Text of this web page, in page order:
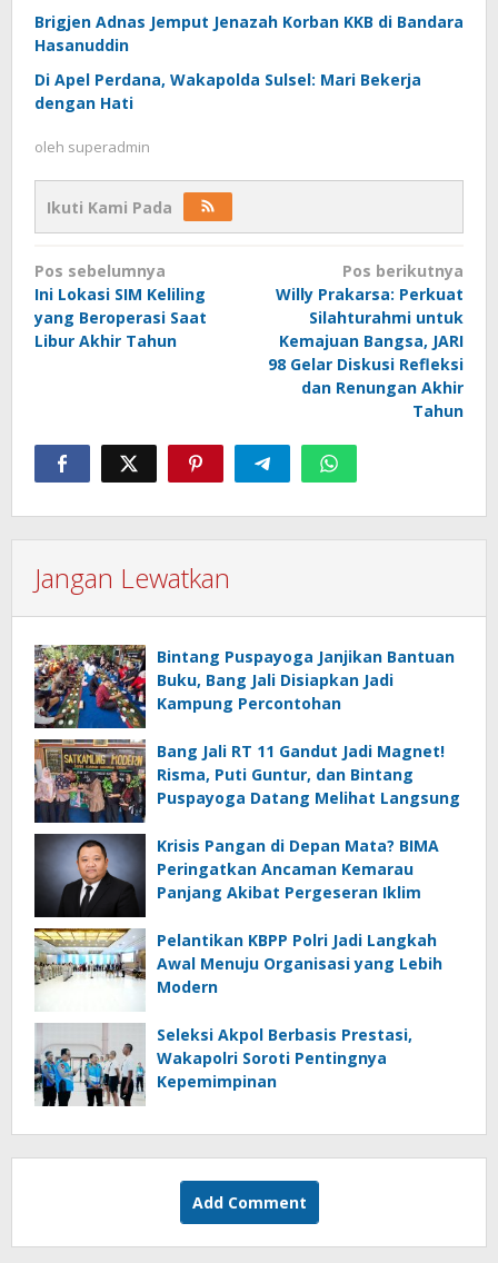
Brigjen Adnas Jemput Jenazah Korban KKB di Bandara
Hasanuddin
Di Apel Perdana, Wakapolda Sulsel: Mari Bekerja
dengan Hati
oleh superadmin
Ikuti Kami Pada
Navigasi
pos
Pos sebelumnya
Ini Lokasi SIM Keliling
yang Beroperasi Saat
Libur Akhir Tahun
Pos berikutnya
Willy Prakarsa: Perkuat
Silahturahmi untuk
Kemajuan Bangsa, JARI
98 Gelar Diskusi Refleksi
dan Renungan Akhir
Tahun
Jangan Lewatkan
Bintang Puspayoga Janjikan Bantuan
Buku, Bang Jali Disiapkan Jadi
Kampung Percontohan
Bang Jali RT 11 Gandut Jadi Magnet!
Risma, Puti Guntur, dan Bintang
Puspayoga Datang Melihat Langsung
Krisis Pangan di Depan Mata? BIMA
Peringatkan Ancaman Kemarau
Panjang Akibat Pergeseran Iklim
Pelantikan KBPP Polri Jadi Langkah
Awal Menuju Organisasi yang Lebih
Modern
Seleksi Akpol Berbasis Prestasi,
Wakapolri Soroti Pentingnya
Kepemimpinan
Add Comment